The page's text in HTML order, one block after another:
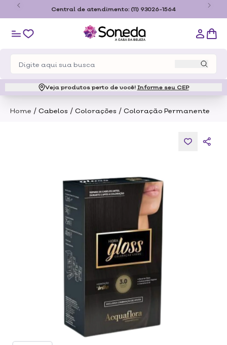
Central de atendimento: (11) 93026-1564
Veja produtos perto de você! Informe seu CEP
Home / Cabelos / Colorações / Coloração Permanente